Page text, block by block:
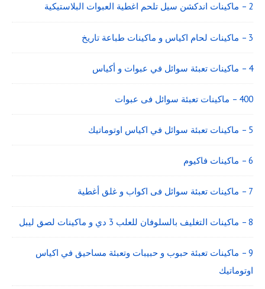
2 – ماكينات اندكشن سيل تلحم اغطية العبوات البلاستيكية
3 – ماكينات لحام اكياس و ماكينات طباعة تاريخ
4 – ماكينات تعبئة سوائل في عبوات و أكياس
400 – ماكينات تعبئة سوائل فى عبوات
5 – ماكينات تعبئة سوائل في اكياس اوتوماتيك
6 – ماكينات فاكيوم
7 – ماكينات تعبئة سوائل فى اكواب و غلق أغطية
8 – ماكينات التغليف بالسلوفان للعلب 3 دي و ماكينات لصق ليبل
9 – ماكينات تعبئة حبوب و حبيبات وتعبئة مساحيق في اكياس
اوتوماتيك